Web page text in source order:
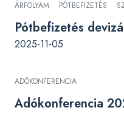
ÁRFOLYAM PÓTBEFIZETÉS
Pótbefizetés
2025-11-05
ADÓKONFERENCIA
Adókonferencia